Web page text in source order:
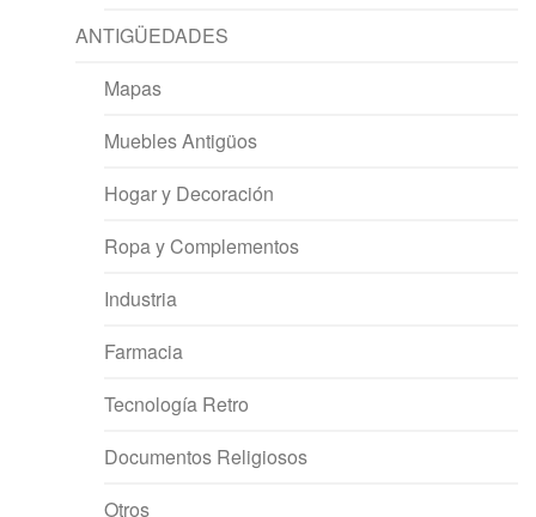
ANTIGÜEDADES
Mapas
Muebles Antigüos
Hogar y Decoración
Ropa y Complementos
Industria
Farmacia
Tecnología Retro
Documentos Religiosos
Otros